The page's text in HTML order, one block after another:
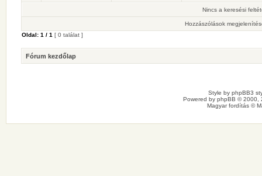
Nincs a keresési
Hozzászólások
Oldal: 1 / 1 [ 0 találat ]
Fórum kezdőlap
Style by phpBB3
Powered by phpBB © 2000,
Magyar fordítás ©